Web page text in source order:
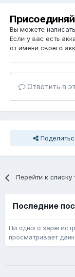
Вы можете
Если у вас есть
от имени своего
Ответить в
Перейти к списку
Последние
Ни одного
просматривает